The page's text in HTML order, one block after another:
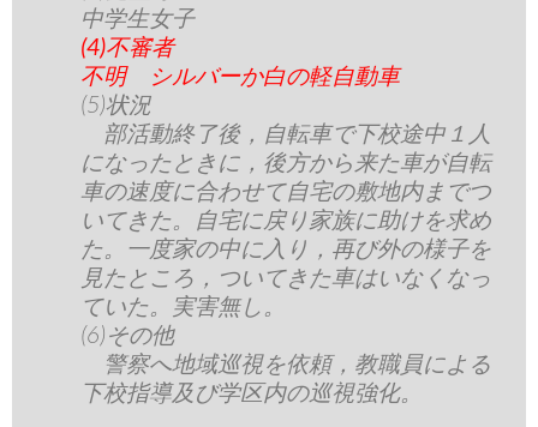
中学生女子
(4)不審者
不明 シルバーか白の軽自動車
(5)状況
部活動終了後，自転車で下校途中１人
になったときに，後方から来た車が自転
車の速度に合わせて自宅の敷地内までつ
いてきた。自宅に戻り家族に助けを求め
た。一度家の中に入り，再び外の様子を
見たところ，ついてきた車はいなくなっ
ていた。実害無し。
(6)その他
警察へ地域巡視を依頼，教職員による
下校指導及び学区内の巡視強化。